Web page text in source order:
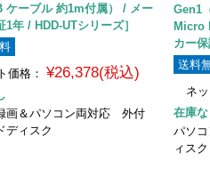
ケーブル 約1m付属） / メー
1年 / HDD-UTシリーズ］
価格： ¥26,378(税込)
画＆パソコン両対応 外付
ディスク
Gen1
Micro
カー
送料
ネ
在庫な
パソ
ィス